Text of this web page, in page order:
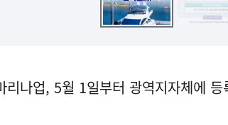
리나업, 5월 1일부터 광역지자체에 등